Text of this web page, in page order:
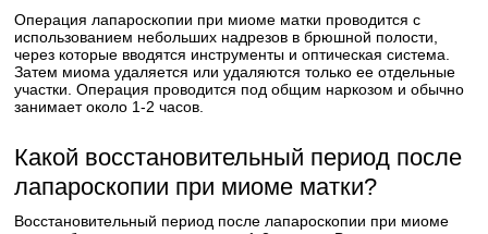
Операция лапароскопии при миоме матки проводится с
использованием небольших надрезов в брюшной полости,
через которые вводятся инструменты и оптическая система.
Затем миома удаляется или удаляются только ее отдельные
участки. Операция проводится под общим наркозом и обычно
занимает около 1-2 часов.
Какой восстановительный период после
лапароскопии при миоме матки?
Восстановительный период после лапароскопии при миоме